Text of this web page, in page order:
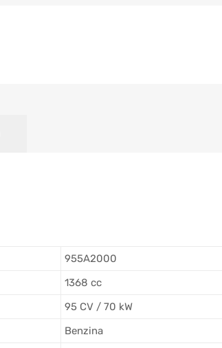
955A2000
1368 cc
95 CV / 70 kW
Benzina